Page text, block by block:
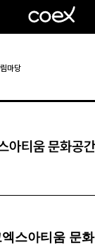
#행사
마당
아티움 문화공
엑스아티움 문